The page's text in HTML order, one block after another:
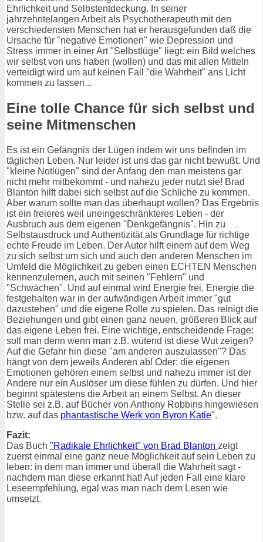
Ehrlichkeit und Selbstentdeckung. In seiner
jahrzehntelangen Arbeit als Psychotherapeuth mit den
verschiedensten Menschen hat er herausgefunden daß die
Ursache für "negative Emotionen" wie Depression und
Stress immer in einer Art "Selbstlüge" liegt: ein Bild welches
wir selbst von uns haben (wollen) und das mit allen Mitteln
verteidigt wird um auf keinen Fall "die Wahrheit" ans Licht
kommen zu lassen...
Eine tolle Chance für sich selbst und
seine Mitmenschen
Es ist ein Gefängnis der Lügen indem wir uns befinden im
täglichen Leben. Nur leider ist uns das gar nicht bewußt. Und
"kleine Notlügen" sind der Anfang den man meistens gar
nicht mehr mitbekommt - und nahezu jeder nutzt sie! Brad
Blanton hilft dabei sich selbst auf die Schliche zu kommen.
Aber warum sollte man das überhaupt wollen? Das Ergebnis
ist ein freieres weil uneingeschränkteres Leben - der
Ausbruch aus dem eigenen "Denkgefängnis". Hin zu
Selbstausdruck und Authentizität als Grundlage für richtige
echte Freude im Leben. Der Autor hilft einem auf dem Weg
zu sich selbst um sich und auch den anderen Menschen im
Umfeld die Möglichkeit zu geben einen ECHTEN Menschen
kennenzulernen, auch mit seinen "Fehlern" und
"Schwächen". Und auf einmal wird Energie frei, Energie die
festgehalten war in der aufwändigen Arbeit immer "gut
dazustehen" und die eigene Rolle zu spielen. Das reinigt die
Beziehungen und gibt einen ganz neuen, größeren Blick auf
das eigene Leben frei. Eine wichtige, entscheidende Frage:
soll man denn wenn man z.B. wütend ist diese Wut zeigen?
Auf die Gefahr hin diese "am anderen auszulassen"? Das
hängt von dem jeweils Anderen ab! Oder: die eigenen
Emotionen gehören einem selbst und nahezu immer ist der
Andere nur ein Auslöser um diese fühlen zu dürfen. Und hier
beginnt spätestens die Arbeit an einem Selbst. An dieser
Stelle sei z.B. auf Bücher von Anthony Robbins hingewiesen
bzw. auf das phantastische Werk von Byron Katie".
Fazit:
Das Buch "Radikale Ehrlichkeit" von Brad Blanton zeigt
zuerst einmal eine ganz neue Möglichkeit auf sein Leben zu
leben: in dem man immer und überall die Wahrheit sagt -
nachdem man diese erkannt hat! Auf jeden Fall eine klare
Leseempfehlung, egal was man nach dem Lesen wie
umsetzt.